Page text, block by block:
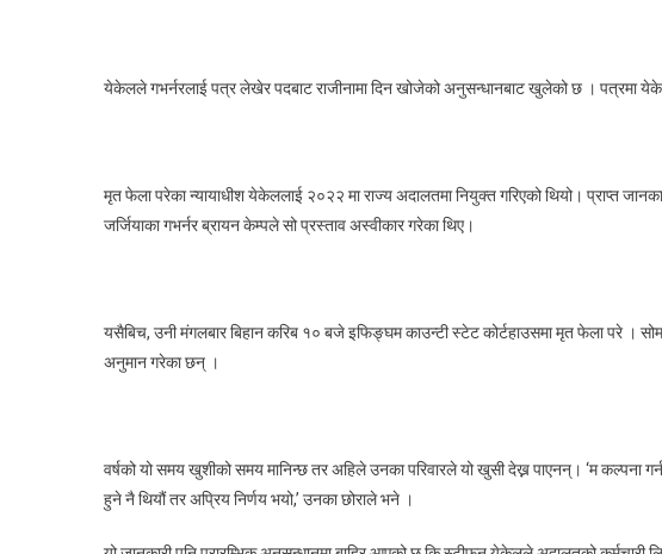
येकेलले गभर्नरलाई पत्र लेखेर पदबाट राजीनामा दिन खोजेको अनुसन्धानबाट खुलेको छ । पत्रमा
मृत फेला परेका न्यायाधीश येकेललाई २०२२ मा राज्य अदालतमा नियुक्त गरिएको थियो। प्राप्त
जर्जियाका गभर्नर ब्रायन केम्पले सो प्रस्ताव अस्वीकार गरेका थिए।
यसैबिच, उनी मंगलबार बिहान करिब १० बजे इफिङ्घम काउन्टी स्टेट कोर्टहाउसमा मृत फेला परे ।
अनुमान गरेका छन् ।
वर्षको यो समय खुशीको समय मानिन्छ तर अहिले उनका परिवारले यो खुसी देख्न पाएनन्। ‘म कल्पना
हुने नै थियौं तर अप्रिय निर्णय भयो,’ उनका छोराले भने ।